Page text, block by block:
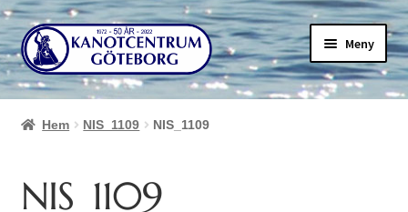
Hoppa
till
navigering
Hoppa
till
innehåll
Meny
Hem NIS_1109 NIS_1109
NIS_1109